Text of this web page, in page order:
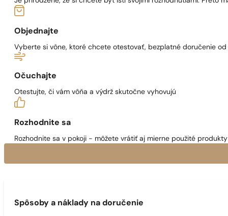
Objednajte
Vyberte si vône, ktoré chcete otestovať, bezplatné doručenie
Očuchajte
Otestujte, či vám vôňa a výdrž skutočne vyhovujú
Rozhodnite sa
Rozhodnite sa v pokoji - môžete vrátiť aj mierne použité
Spôsoby a náklady na doručenie